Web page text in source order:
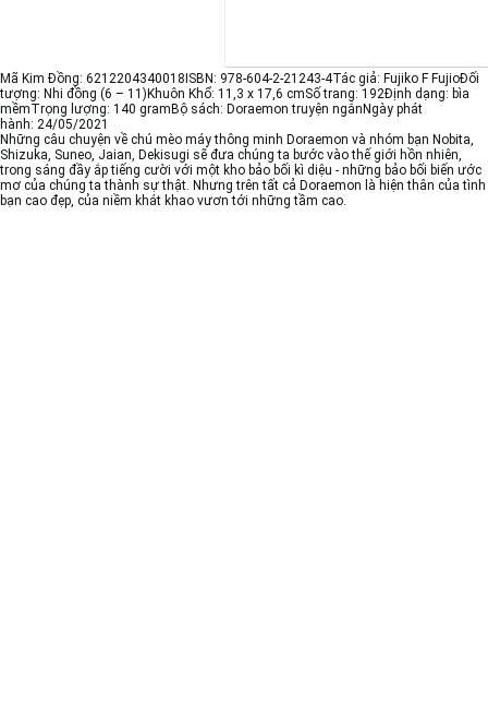
Mã Kim Đồng: 6212204340018 ISBN: 978-604-2-21243-4Tác giả: Fujiko F FujioĐối
tượng: Nhi đồng (6 – 11) Khuôn Khổ: 11,3 x 17,6 cmSố trang: 192Định dạng: bìa
mềmTrọng lượng: 140 gram Bộ sách: Doraemon truyện ngắn Ngày phát
hành: 24/05/2021
Những câu chuyện về chú mèo máy thông minh Doraemon và nhóm bạn Nobita,
Shizuka, Suneo, Jaian, Dekisugi sẽ đưa chúng ta bước vào thế giới hồn nhiên,
trong sáng đầy ắp tiếng cười với một kho bảo bối kì diệu - những bảo bối biến ước
mơ của chúng ta thành sự thật. Nhưng trên tất cả Doraemon là hiện thân của tình
bạn cao đẹp, của niềm khát khao vươn tới những tầm cao.